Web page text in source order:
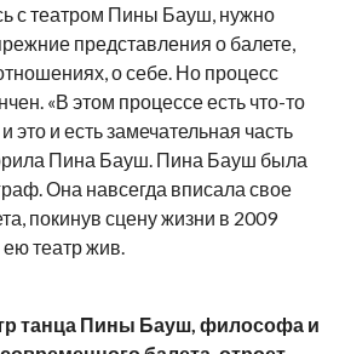
с театром Пины Бауш, нужно
представления о балете,
о себе. Но процесс
«В этом процессе есть что-то
это и есть замечательная часть
Пина Бауш. Пина Бауш была
Она навсегда вписала свое
покинув сцену жизни в 2009
театр жив.
танца Пины Бауш, философа и